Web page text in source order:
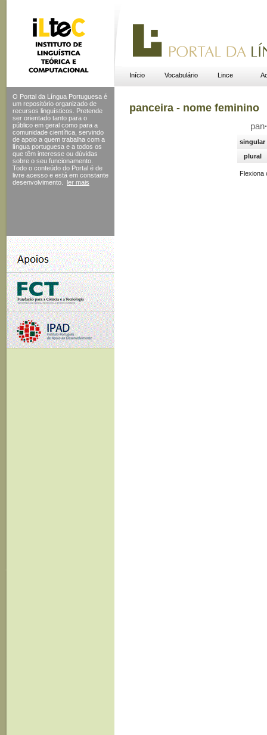
Início Vocabulário Lince
O Portal da Língua Portuguesa é
um repositório organizado de
recursos linguísticos. Pretende
ser orientado tanto para o
público em geral como para a
comunidade científica, servindo
de apoio a quem trabalha com a
língua portuguesa e a todos os
que têm interesse ou dúvidas
sobre o seu funcionamento.
Todo o conteúdo do Portal é de
livre acesso e está em constante
desenvolvimento.
ler mais
panceira - nome feminino
pan·
singular
plural
Flexiona